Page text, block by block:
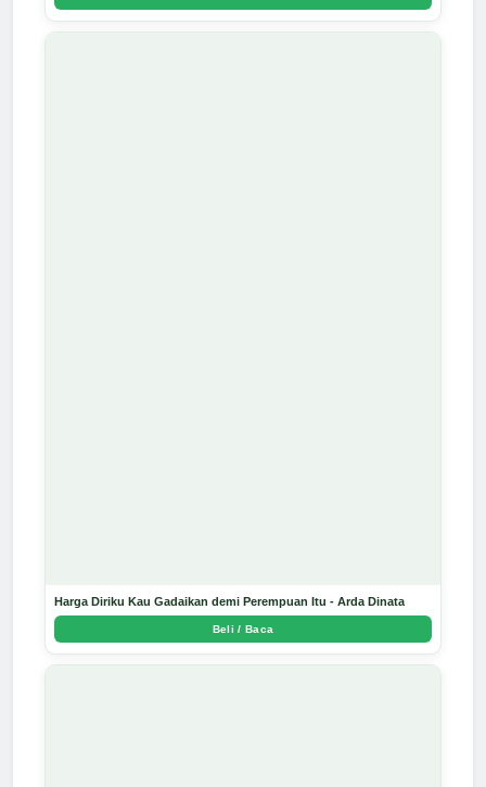
Harga Diriku Kau Gadaikan demi Perempuan Itu - Arda Dinata
Beli / Baca